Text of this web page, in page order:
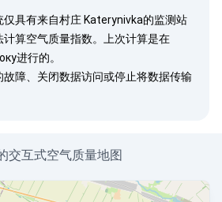
具有来自村庄 Katerynivka的监测站
算空气质量指数。上次计算是在
进行的。
障、关闭数据访问或停止将数据传输
交互式空气质量地图